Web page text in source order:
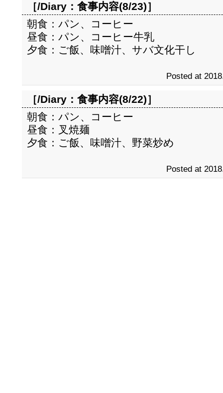
［/Diary： 食事内容(8/23)］
朝食：パン、コーヒー
昼食：パン、コーヒー牛乳
夕食：ご飯、味噌汁、サバ文化干し
Posted at
［/Diary： 食事内容(8/22)］
朝食：パン、コーヒー
昼食：叉焼麺
夕食：ご飯、味噌汁、野菜炒め
Posted at